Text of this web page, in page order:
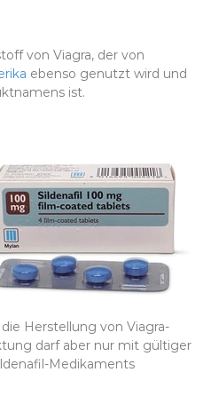
von Viagra, der von
ebenso genutzt wird und
ist.
Herstellung von Viagra-
darf aber nur mit gültiger
Medikaments